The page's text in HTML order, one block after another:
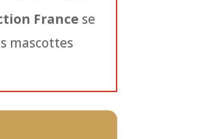
France se
mascottes